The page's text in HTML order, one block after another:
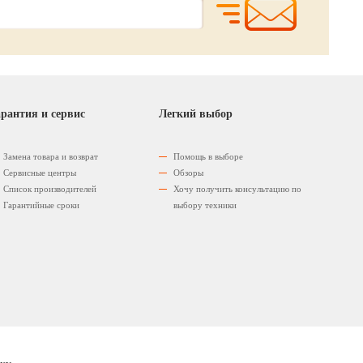
и сервис
Замена товара и возврат
Сервисные центры
Список производителей
Гарантийные сроки
Легкий выбор
Помощь в выборе
Обзоры
Хочу получить консультацию по
выбору техники